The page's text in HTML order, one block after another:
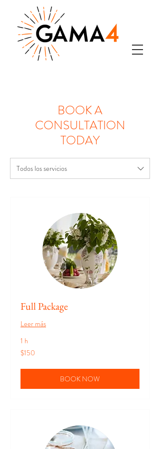
BOOK A
CONSULTATION
TODAY
Todos los servicios
Full Package
Leer más
1 h
150
pesos
$150
BOOK NOW